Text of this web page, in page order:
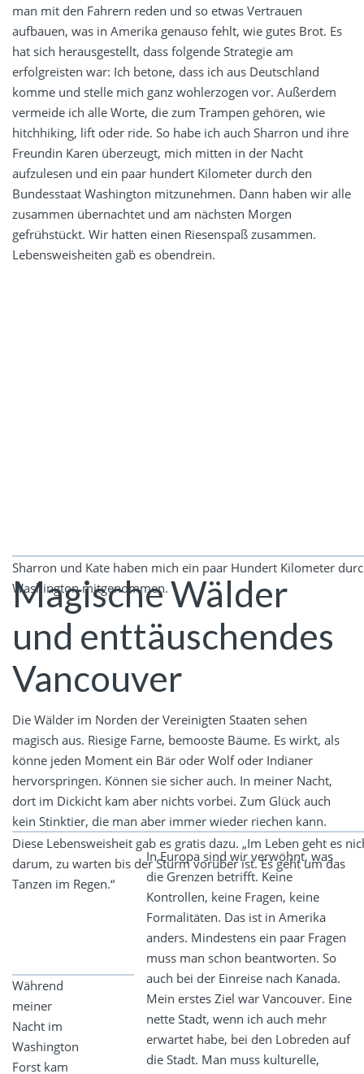
man mit den Fahrern reden und so etwas Vertrauen
aufbauen, was in Amerika genauso fehlt, wie gutes Brot. Es
hat sich herausgestellt, dass folgende Strategie am
erfolgreisten war: Ich betone, dass ich aus Deutschland
komme und stelle mich ganz wohlerzogen vor. Außerdem
vermeide ich alle Worte, die zum Trampen gehören, wie
hitchhiking, lift oder ride. So habe ich auch Sharron und ihre
Freundin Karen überzeugt, mich mitten in der Nacht
aufzulesen und ein paar hundert Kilometer durch den
Bundesstaat Washington mitzunehmen. Dann haben wir alle
zusammen übernachtet und am nächsten Morgen
gefrühstückt. Wir hatten einen Riesenspaß zusammen.
Lebensweisheiten gab́ es obendrein.
Sharron und Kate haben mich ein paar Hundert Kilometer
Washington mitgenommen.
Diese Lebensweisheit gab es gratis dazu. „Im Leben geht es
darum, zu warten bis der Sturm vorüber ist. Es geht um das
Tanzen im Regen.“
Magische Wälder
und enttäuschendes
Vancouver
Die Wälder im Norden der Vereinigten Staaten sehen
magisch aus. Riesige Farne, bemooste Bäume. Es wirkt, als
könne jeden Moment ein Bär oder Wolf oder Indianer
hervorspringen. Können sie sicher auch. In meiner Nacht,
dort im Dickicht kam aber nichts vorbei. Zum Glück auch
kein Stinktier, die man aber immer wieder riechen kann.
Während
meiner
Nacht im
Washington
Forst kam
In Europa sind wir verwöhnt, was
die Grenzen betrifft. Keine
Kontrollen, keine Fragen, keine
Formalitäten. Das ist in Amerika
anders. Mindestens ein paar Fragen
muss man schon beantworten. So
auch bei der Einreise nach Kanada.
Mein erstes Ziel war Vancouver. Eine
nette Stadt, wenn ich auch mehr
erwartet habe, bei den Lobreden auf
die Stadt. Man muss kulturelle,